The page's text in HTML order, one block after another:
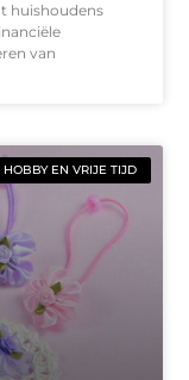
huishoudens
van
HOBBY EN VRIJE TIJD